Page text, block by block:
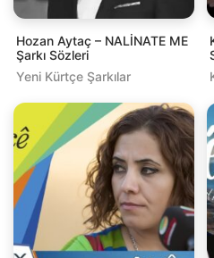
Hozan Aytaç – NALİNATE ME
Şarkı Sözleri
Yeni Kürtçe Şarkılar